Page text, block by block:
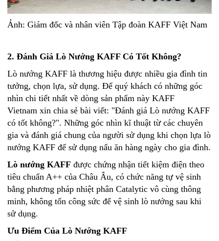
Ảnh: Giám đốc và nhân viên Tập đoàn KAFF Việt Nam
2. Đánh Giá Lò Nướng KAFF Có Tốt Không?
Lò nướng KAFF là thương hiệu được nhiều gia đình tin
tưởng, chọn lựa, sử dụng. Để quý khách có những góc
nhìn chi tiết nhất về dòng sản phẩm này KAFF
Vietnam xin chia sẻ bài viết: "Đánh giá Lò nướng KAFF
có tốt không?". Những góc nhìn kĩ thuật từ các chuyên
gia và đánh giá chung của người sử dụng khi chọn lựa lò
nướng KAFF để sử dụng nấu ăn hàng ngày cho gia đình.
Lò nướng KAFF được chứng nhận tiết kiệm điện theo
tiêu chuẩn A++ của Châu Âu, có chức năng tự vệ sinh
bằng phương pháp nhiệt phân Catalytic vô cùng thông
minh, không tốn công sức để vệ sinh lò nướng sau khi
sử dụng.
Ưu Điểm Của Lò Nướng KAFF